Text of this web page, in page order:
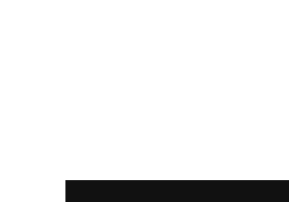
Che ne pensa del suo
«Sarri deve avere
Con la dirigenza invece